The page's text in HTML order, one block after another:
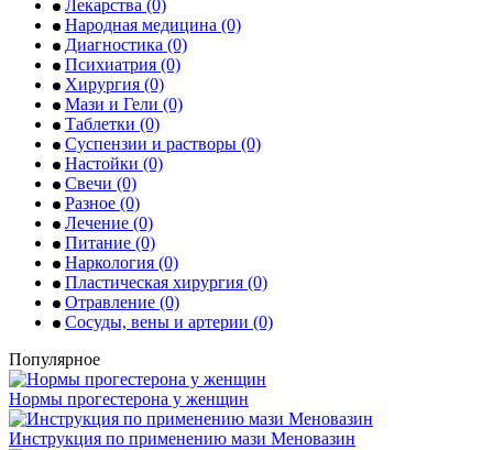
Лекарства (0)
Народная медицина (0)
Диагностика (0)
Психиатрия (0)
Хирургия (0)
Мази и Гели (0)
Таблетки (0)
Суспензии и растворы (0)
Настойки (0)
Свечи (0)
Разное (0)
Лечение (0)
Питание (0)
Наркология (0)
Пластическая хирургия (0)
Отравление (0)
Сосуды, вены и артерии (0)
Популярное
Нормы прогестерона у женщин
Инструкция по применению мази Меновазин